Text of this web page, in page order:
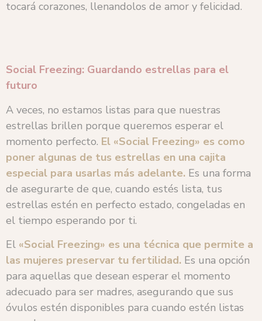
tocará corazones, llenandolos de amor y felicidad.
Social Freezing: Guardando estrellas para el
futuro
A veces, no estamos listas para que nuestras
estrellas brillen porque queremos esperar el
momento perfecto. El «Social Freezing» es como
poner algunas de tus estrellas en una cajita
especial para usarlas más adelante. Es una forma
de asegurarte de que, cuando estés lista, tus
estrellas estén en perfecto estado, congeladas en
el tiempo esperando por ti.
El «Social Freezing» es una técnica que permite a
las mujeres preservar tu fertilidad. Es una opción
para aquellas que desean esperar el momento
adecuado para ser madres, asegurando que sus
óvulos estén disponibles para cuando estén listas